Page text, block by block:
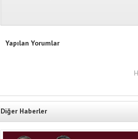
Yapılan Yorumlar
Diğer Haberler